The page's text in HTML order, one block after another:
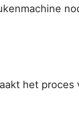
het